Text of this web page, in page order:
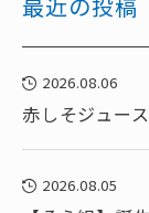
2026.08.06
赤しそジュー
2026.08.05